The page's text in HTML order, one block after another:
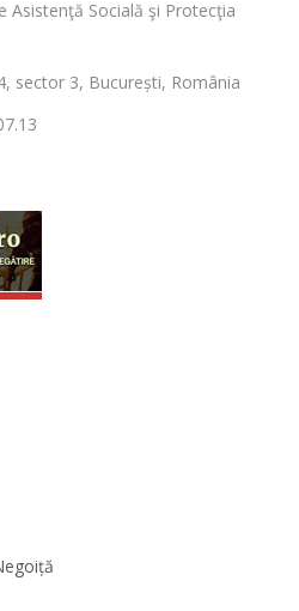
Asistenţă Socială şi Protecţia
sector 3, București, România